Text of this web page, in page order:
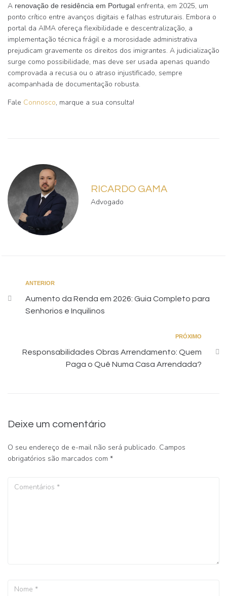
A renovação de residência em Portugal enfrenta, em 2025, um
ponto crítico entre avanços digitais e falhas estruturais. Embora o
portal da AIMA ofereça flexibilidade e descentralização, a
implementação técnica frágil e a morosidade administrativa
prejudicam gravemente os direitos dos imigrantes. A judicialização
surge como possibilidade, mas deve ser usada apenas quando
comprovada a recusa ou o atraso injustificado, sempre
acompanhada de documentação robusta.
Fale Connosco, marque a sua consulta!
RICARDO GAMA
Advogado
ANTERIOR
Aumento da Renda em 2026: Guia Completo para
Senhorios e Inquilinos
PRÓXIMO
Responsabilidades Obras Arrendamento: Quem
Paga o Quê Numa Casa Arrendada?
Deixe um comentário
O seu endereço de e-mail não será publicado. Campos
obrigatórios são marcados com *